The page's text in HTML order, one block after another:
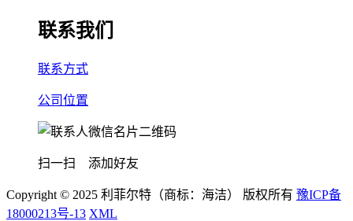
联系我们
联系方式
公司位置
扫一扫 添加好友
Copyright © 2025 利菲尔特（商标：海洁） 版权所有 豫ICP备
18000213号-13 XML